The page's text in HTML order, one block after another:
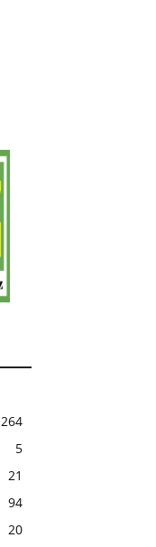
264
5
21
94
20